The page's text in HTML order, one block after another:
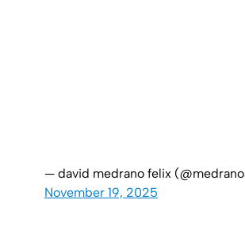
— david medrano felix
November 19, 2025